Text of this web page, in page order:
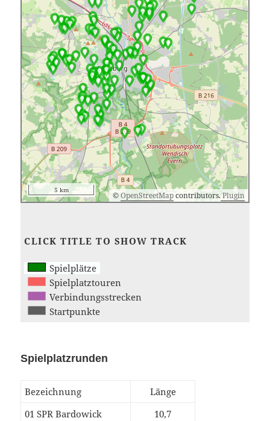
©OpenStreetMapcontributors.Plugin
5 km
CLICK TITLE TO SHOW TRACK
Spielplätze
Spielplatztouren
Verbindungsstrecken
Startpunkte
Spielplatzrunden
Bezeichnung
Länge
01 SPR Bardowick
10,7